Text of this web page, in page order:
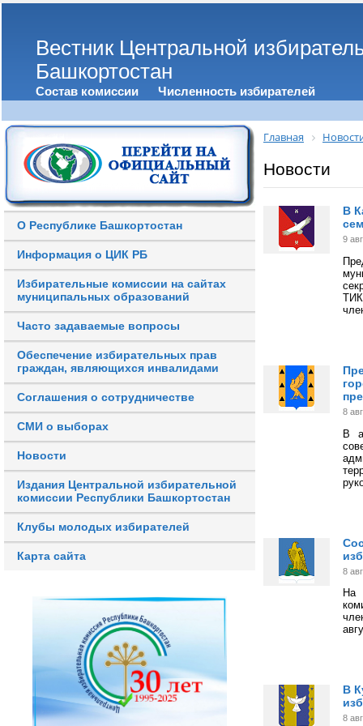
Вестник Центральной
Башкортостан
Состав комиссии Численность избирателей
О Республике Башкортостан
Информация о ЦИК РБ
Избирательные комиссии на сайтах
муниципальных образований
Часто задаваемые вопросы
Обеспечение избирательных прав
граждан, являющихся инвалидами
Соглашения о сотрудничестве
СМИ о выборах
Новости
Издания Центральной избирательной
комиссии Республики Башкортостан
Клубы молодых избирателей
Карта сайта
Главная
Новости
В
9
ТИК
8
В
8
На
В
8